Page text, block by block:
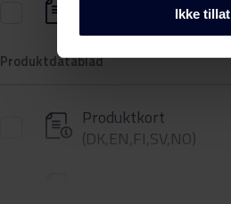
Ikke tillat
Produktdatablad
Produktkort
(DK,EN,FI,SV,NO)